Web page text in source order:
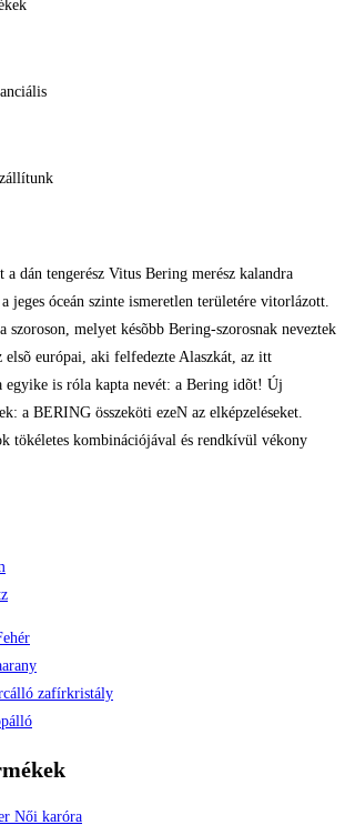
a dán tengerész Vitus Bering merész kalandra
jeges óceán szinte ismeretlen területére vitorlázott.
szoroson, melyet késõbb Bering-szorosnak neveztek
európai, aki felfedezte Alaszkát, az itt
egyike is róla kapta nevét: a Bering idõt! Új
a BERING összeköti ezeN az elképzeléseket.
tökéletes kombinációjával és rendkívül vékony
zafírkristály